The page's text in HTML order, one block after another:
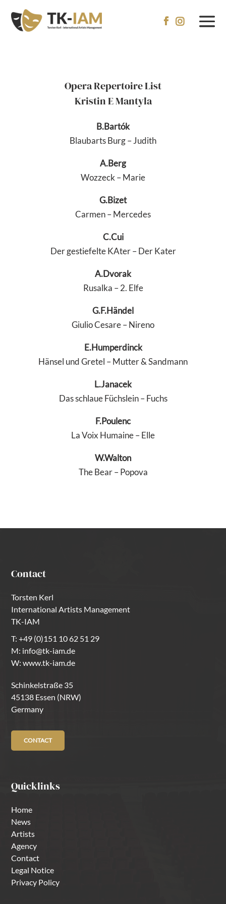
 
Opera Repertoire List
Kristin E Mantyla
B.Bartók
Blaubarts Burg – Judith
A.Berg
Wozzeck – Marie
G.Bizet
Carmen – Mercedes
C.Cui
Der gestiefelte KAter – Der Kater
A.Dvorak
Rusalka – 2. Elfe
G.F.Händel
Giulio Cesare – Nireno
E.Humperdinck
Hänsel und Gretel – Mutter & Sandmann
L.Janacek
Das schlaue Füchslein – Fuchs
F.Poulenc
La Voix Humaine – Elle
W.Walton
The Bear – Popova
Contact
Torsten Kerl
International Artists Management
TK-IAM
T:+49 (0)151 10 62 51 29
M: info@tk-iam.de
W:www.tk-iam.de
Schinkelstraße 35
45138 Essen (NRW)
Germany
CONTACT
Quicklinks
Home
News
Artists
Agency
Contact
Legal Notice
Privacy Policy